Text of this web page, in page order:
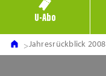
U-Abo
Jahresrückblick 2008